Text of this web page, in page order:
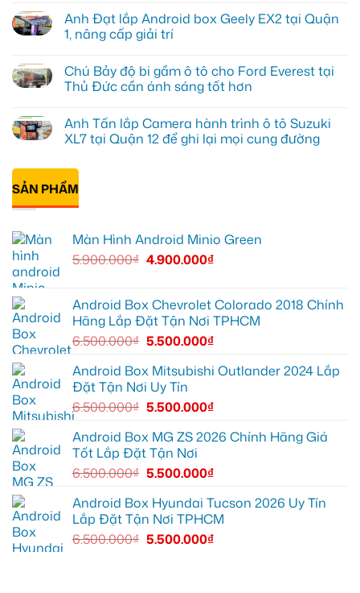
lắp
màn
hình
cho
Honda
CR-
Quận
12
bình
luận
ở
lắp
Màn
hình
Minio
Green
cho
XL7
Quận
9
vì
thiếu
ích
Anh Đạt lắp Android box Geely EX2 tại Quận
1, nâng cấp giải trí
bình
luận
ở
lắp
Android
box
EX2
Quận
1,
nâng
Chú Bảy độ bi gầm ô tô cho Ford Everest tại
Thủ Đức cần ánh sáng tốt hơn
bình
luận
ở
Bảy
bi
gầm
ô
Ford
Everest
tại
ánh
sáng
tốt
hơn
Anh Tấn lắp Camera hành trình ô tô Suzuki
XL7 tại Quận 12 để ghi lại mọi cung đường
có
luận
ở
Anh
Camera
trình
XL7
tại
Quận
để
ghi
mọi
cung
đường
SẢN PHẨM
Màn Hình Android Minio Green
5.900.000₫ 4.900.000₫
Android Box Chevrolet Colorado 2018 Chính
Hãng Lắp Đặt Tận Nơi TPHCM
6.500.000₫ 5.500.000₫
Android Box Mitsubishi Outlander 2024 Lắp
Đặt Tận Nơi Uy Tín
6.500.000₫ 5.500.000₫
Android Box MG ZS 2026 Chính Hãng Giá
Tốt Lắp Đặt Tận Nơi
6.500.000₫ 5.500.000₫
Android Box Hyundai Tucson 2026 Uy Tín
Lắp Đặt Tận Nơi TPHCM
6.500.000₫ 5.500.000₫